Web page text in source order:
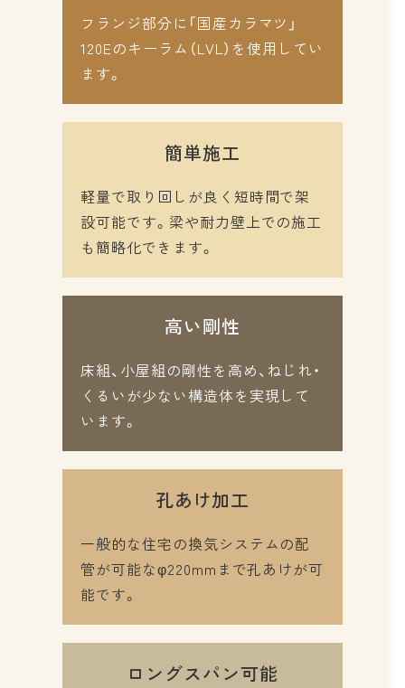
フランジ部分に「国産カラマツ」
120Eのキーラム（LVL）を使用してい
ます。
簡単施工
軽量で取り回しが良く短時間で架
設可能です。梁や耐力壁上での施工
も簡略化できます。
高い剛性
床組、小屋組の剛性を高め、ねじれ・
くるいが少ない構造体を実現して
います。
孔あけ加工
一般的な住宅の換気システムの配
管が可能なφ220mmまで孔あけが可
能です。
ロングスパン可能